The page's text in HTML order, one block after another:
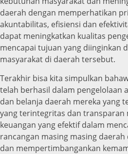
daerah dengan memperhatikan
akuntabilitas, efisiensi dan
dapat meningkatkan kualitas
mencapai tujuan yang diinginkan
masyarakat di daerah tersebut.
Terakhir bisa kita simpulkan
telah berhasil dalam pengelolaan
dan belanja daerah mereka yang
yang terintegritas dan transparan
keuangan yang efektif dalam
rancangan masing masing
dan mempertimbangankan